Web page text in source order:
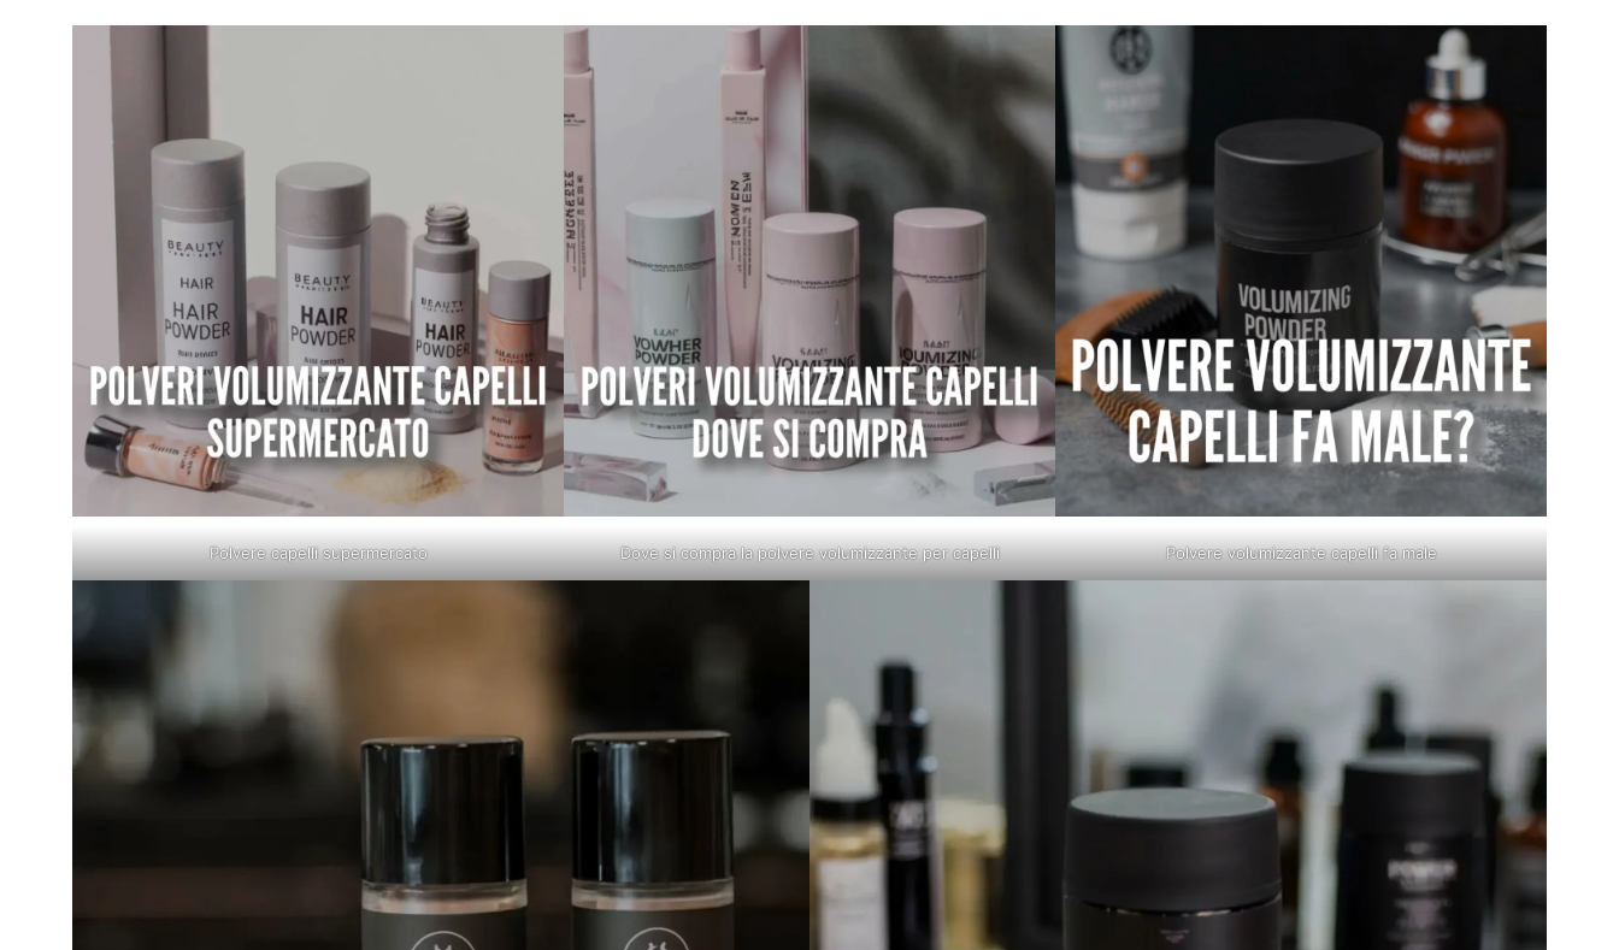
Polvere capelli supermercato Dove si compra la polvere volumizzante per capelli Polvere volumizzante capelli fa male